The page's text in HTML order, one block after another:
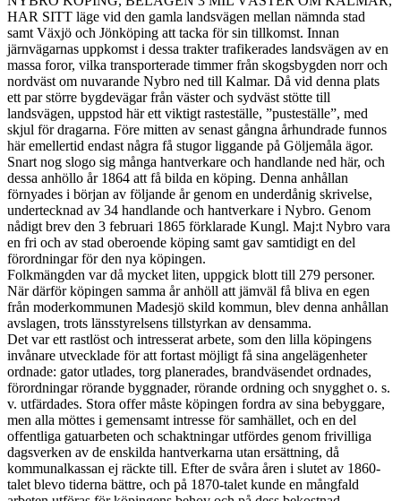
HAR SITT läge vid den gamla landsvägen mellan nämnda stad
samt Växjö och Jönköping att tacka för sin tillkomst. Innan
järnvägarnas uppkomst i dessa trakter trafikerades landsvägen av en
massa foror, vilka transporterade timmer från skogsbygden norr och
nordväst om nuvarande Nybro ned till Kalmar. Då vid denna plats
ett par större bygdevägar från väster och sydväst stötte till
landsvägen, uppstod här ett viktigt rasteställe, ”pusteställe”, med
skjul för dragarna. Före mitten av senast gångna århundrade funnos
här emellertid endast några få stugor liggande på Göljemåla ägor.
Snart nog slogo sig många hantverkare och handlande ned här, och
dessa anhöllo år 1864 att få bilda en köping. Denna anhållan
förnyades i början av följande år genom en underdånig skrivelse,
undertecknad av 34 handlande och hantverkare i Nybro. Genom
nådigt brev den 3 februari 1865 förklarade Kungl. Maj:t Nybro vara
en fri och av stad oberoende köping samt gav samtidigt en del
förordningar för den nya köpingen.
Folkmängden var då mycket liten, uppgick blott till 279 personer.
När därför köpingen samma år anhöll att jämväl få bliva en egen
från moderkommunen Madesjö skild kommun, blev denna anhållan
avslagen, trots länsstyrelsens tillstyrkan av densamma.
Det var ett rastlöst och intresserat arbete, som den lilla köpingens
invånare utvecklade för att fortast möjligt få sina angelägenheter
ordnade: gator utlades, torg planerades, brandväsendet ordnades,
förordningar rörande byggnader, rörande ordning och snygghet o. s.
v. utfärdades. Stora offer måste köpingen fordra av sina bebyggare,
men alla möttes i gemensamt intresse för samhället, och en del
offentliga gatuarbeten och schaktningar utfördes genom frivilliga
dagsverken av de enskilda hantverkarna utan ersättning, då
kommunalkassan ej räckte till. Efter de svåra åren i slutet av 1860-
talet blevo tiderna bättre, och på 1870-talet kunde en mångfald